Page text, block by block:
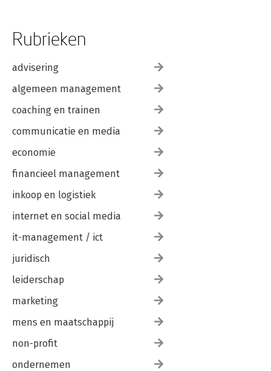
Rubrieken
advisering
algemeen management
coaching en trainen
communicatie en media
economie
financieel management
inkoop en logistiek
internet en social media
it-management / ict
juridisch
leiderschap
marketing
mens en maatschappij
non-profit
ondernemen